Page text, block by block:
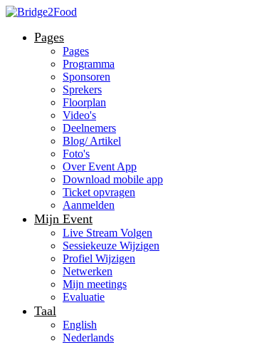
Pages
Pages
Programma
Sponsoren
Sprekers
Floorplan
Video's
Deelnemers
Blog/ Artikel
Foto's
Over Event App
Download mobile app
Ticket opvragen
Aanmelden
Mijn Event
Live Stream Volgen
Sessiekeuze Wijzigen
Profiel Wijzigen
Netwerken
Mijn meetings
Evaluatie
Taal
English
Nederlands